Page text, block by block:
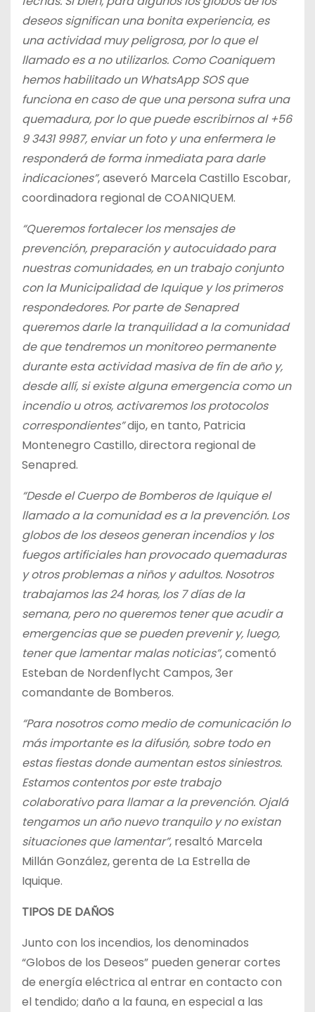
deseos significan una bonita experiencia, es
una actividad muy peligrosa, por lo que el
llamado es a no utilizarlos. Como Coaniquem
hemos habilitado un WhatsApp SOS que
funciona en caso de que una persona sufra una
quemadura, por lo que puede escribirnos al +56
9 3431 9987, enviar un foto y una enfermera le
responderá de forma inmediata para darle
indicaciones”, aseveró Marcela Castillo Escobar,
coordinadora regional de COANIQUEM.
“Queremos fortalecer los mensajes de
prevención, preparación y autocuidado para
nuestras comunidades, en un trabajo conjunto
con la Municipalidad de Iquique y los primeros
respondedores. Por parte de Senapred
queremos darle la tranquilidad a la comunidad
de que tendremos un monitoreo permanente
durante esta actividad masiva de fin de año y,
desde allí, si existe alguna emergencia como un
incendio u otros, activaremos los protocolos
correspondientes”dijo, en tanto, Patricia
Montenegro Castillo, directora regional de
Senapred.
“Desde el Cuerpo de Bomberos de Iquique el
llamado a la comunidad es a la prevención. Los
globos de los deseos generan incendios y los
fuegos artificiales han provocado quemaduras
y otros problemas a niños y adultos. Nosotros
trabajamos las 24 horas, los 7 días de la
semana, pero no queremos tener que acudir a
emergencias que se pueden prevenir y, luego,
tener que lamentar malas noticias”, comentó
Esteban de Nordenflycht Campos, 3er
comandante de Bomberos.
“Para nosotros como medio de comunicación lo
más importante es la difusión, sobre todo en
estas fiestas donde aumentan estos siniestros.
Estamos contentos por este trabajo
colaborativo para llamar a la prevención. Ojalá
tengamos un año nuevo tranquilo y no existan
situaciones que lamentar”, resaltó Marcela
Millán González, gerenta de La Estrella de
Iquique.
TIPOS DE DAÑOS
Junto con los incendios, los denominados
“Globos de los Deseos” pueden generar cortes
de energía eléctrica al entrar en contacto con
el tendido; daño a la fauna, en especial a las